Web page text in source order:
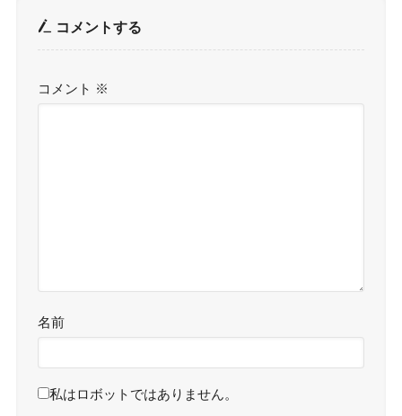
コメントする
コメント ※
名前
私はロボットではありません。